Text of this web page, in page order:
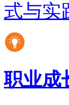
式与实
职业成